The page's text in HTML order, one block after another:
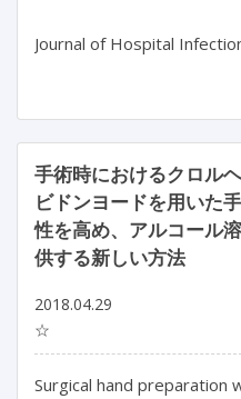
手術時におけるクロル
ビドンヨードを用いた
性を高め、アルコール
供する新しい方法
2018.04.29
☆
Surgical hand preparation